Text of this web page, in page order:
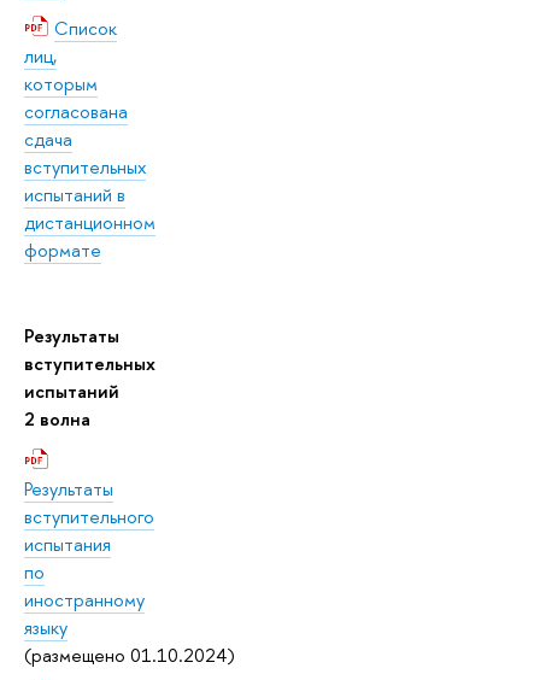
Список
лиц,
которым
согласована
сдача
вступительных
испытаний в
дистанционном
формате
Результаты
вступительных
испытаний
2 волна
Результаты
вступительного
испытания
по
иностранному
языку
(размещено 01.10.2024)